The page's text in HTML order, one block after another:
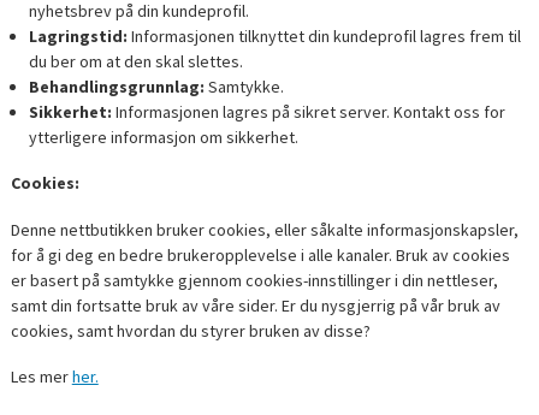
nyhetsbrev på din kundeprofil.
Lagringstid: Informasjonen tilknyttet din kundeprofil lagres frem til
du ber om at den skal slettes.
Behandlingsgrunnlag: Samtykke.
Sikkerhet: Informasjonen lagres på sikret server. Kontakt oss for
ytterligere informasjon om sikkerhet.
Cookies:
Denne nettbutikken bruker cookies, eller såkalte informasjonskapsler,
for å gi deg en bedre brukeropplevelse i alle kanaler. Bruk av cookies
er basert på samtykke gjennom cookies-innstillinger i din nettleser,
samt din fortsatte bruk av våre sider. Er du nysgjerrig på vår bruk av
cookies, samt hvordan du styrer bruken av disse?
Les merher.